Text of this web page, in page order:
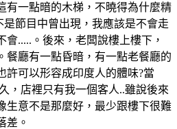
有一點暗的木梯，不曉得為什麼精
節目中曾出現，我應該是不會走
.....。後來，老闆說樓上樓下，
餐廳有一點昏暗，有一點老餐廳的
許可以形容成印度人的體味?當
，店裡只有我一個客人..雖說後來
生意不是那麼好，最少跟樓下很難
差。